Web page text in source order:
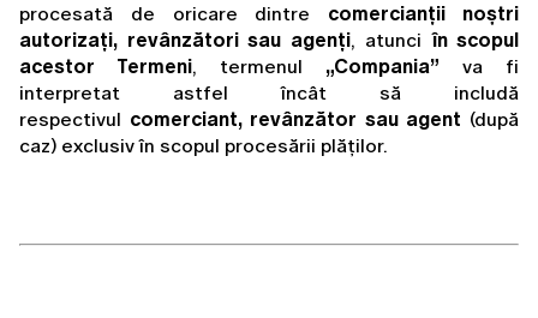
procesată de oricare dintre comercianții noștri
autorizați, revânzători sau agenți, atunci în scopul
acestor Termeni, termenul „Compania” va fi
interpretat astfel încât să includă
respectivul comerciant, revânzător sau agent (după
caz) exclusiv în scopul procesării plăților.